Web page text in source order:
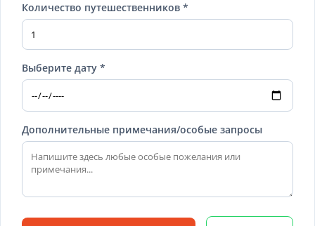
Количество путешественников *
Выберите дату *
Дополнительные примечания/особые запросы